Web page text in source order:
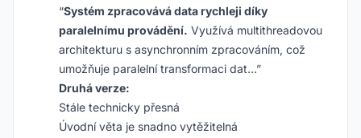
“Systém zpracovává data rychleji díky
paralelnímu provádění. Využívá multithreadovou
architekturu s asynchronním zpracováním, což
umožňuje paralelní transformaci dat…”
Druhá verze:
Stále technicky přesná
Úvodní věta je snadno vytěžitelná